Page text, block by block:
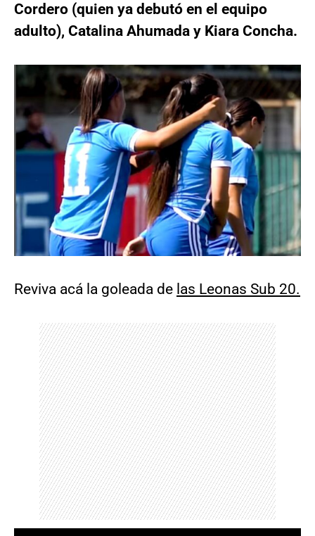
Cordero (quien ya debutó en el equipo
adulto), Catalina Ahumada y Kiara Concha.
Reviva acá la goleada de las Leonas Sub 20.